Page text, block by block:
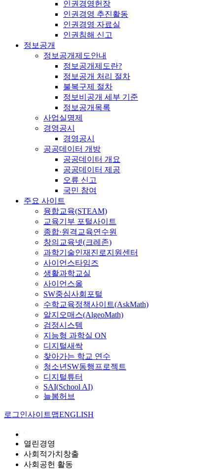
인권경영헌장
인권경영 추진활동
인권경영 자료실
인권침해 신고
정보공개
정보공개제도안내
정보공개제도란?
정보공개 처리 절차
불복구제 절차
정보비공개 세부 기준
정보공개목록
사업실명제
경영공시
경영공시
공공데이터 개방
공공데이터 개요
공공데이터 제공
오류 신고
국민 참여
주요 사이트
융합교육(STEAM)
교육기부 포털사이트
종합·원격교육연수원
창의교육넷(크레존)
과학기술인재진로지원센터
사이언스타임즈
생활과학교실
사이언스올
SW중심사회포털
수학교육정책사이트(AskMath)
알지오매스(AlgeoMath)
검정시스템
지능형 과학실 ON
디지털새싹
찾아가는 학교 연수
청소년SW동행프로젝트
디지털튜터
SAI(School AI)
늘봄허브
로그인사이트맵ENGLISH
열린경영
사회적가치창출
사회공헌 활동